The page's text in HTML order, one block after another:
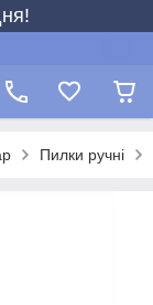
Пилки ручні